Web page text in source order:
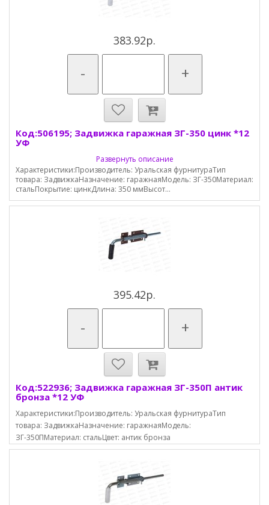
383.92р.
- +
Код:506195; Задвижка гаражная ЗГ-350 цинк *12
УФ
Развернуть описание
Характеристики:Производитель: Уральская фурнитураТип
товара: ЗадвижкаНазначение: гаражнаяМодель: ЗГ-350Материал:
стальПокрытие: цинкДлина: 350 ммВысот...
395.42р.
- +
Код:522936; Задвижка гаражная ЗГ-350П антик
бронза *12 УФ
Характеристики:Производитель: Уральская фурнитураТип
товара: ЗадвижкаНазначение: гаражнаяМодель:
ЗГ-350ПМатериал: стальЦвет: антик бронза